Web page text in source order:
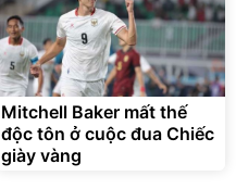
Mitchell Baker mất thế
độc tôn ở cuộc đua Chiếc
giày vàng